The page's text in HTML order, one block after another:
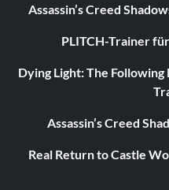
Assassin’s Creed
PLITCH-Trainer
Dying Light: The
Assassin’s Creed
Real Return to Castle